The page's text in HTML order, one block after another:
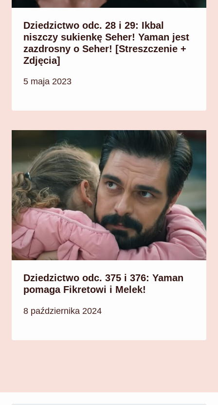
Dziedzictwo odc. 28 i 29: Ikbal
niszczy sukienkę Seher! Yaman jest
zazdrosny o Seher! [Streszczenie +
Zdjęcia]
5 maja 2023
Dziedzictwo odc. 375 i 376: Yaman
pomaga Fikretowi i Melek!
8 października 2024